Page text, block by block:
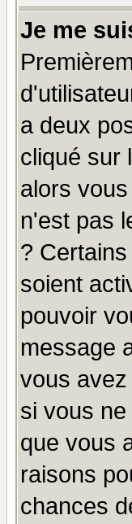
Je me
a deux
cliqué sur
alors
n'est pas
?
soient
pouvoir
message
vous
si vous
que vous
raisons
chances